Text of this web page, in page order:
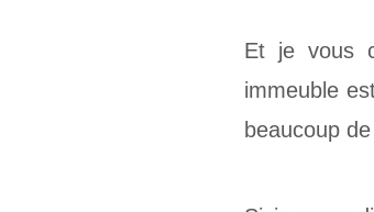
Et je vous
immeuble
beaucoup